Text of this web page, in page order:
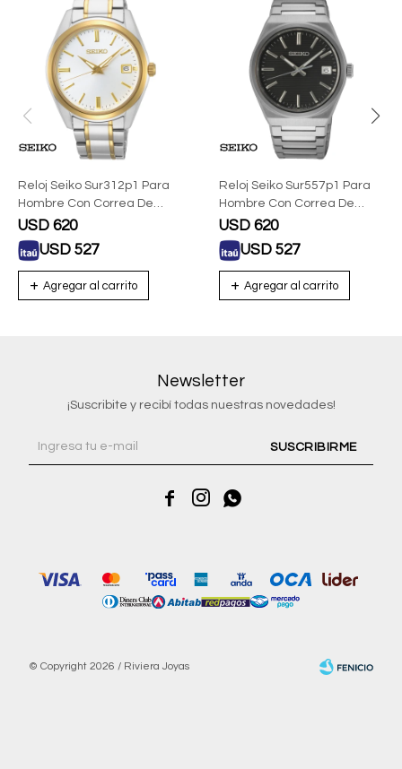
Reloj Seiko Sur312p1 Para
Hombre Con Correa De
Acero Combinada
USD 620
USD 527
Reloj Seiko Sur557p1 Para
Hombre Con Correa De
Acero
USD 620
USD 527
Newsletter
¡Suscribite y recibí todas nuestras novedades!
SUSCRIBIRME
  
© Copyright 2026 / Riviera Joyas